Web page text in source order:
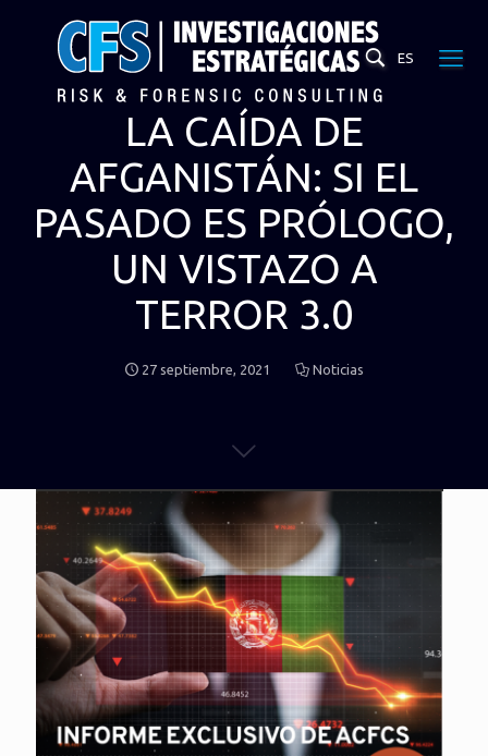
ES
LA CAÍDA DE
AFGANISTÁN: SI EL
PASADO ES PRÓLOGO,
UN VISTAZO A
TERROR 3.0
27 septiembre, 2021 Noticias